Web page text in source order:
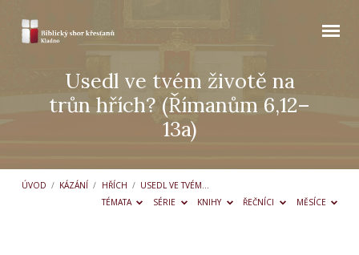
Usedl ve tvém životě na
trůn hřích? (Římanům 6,12–
13a)
ÚVOD / KÁZÁNÍ / HŘÍCH / USEDL VE TVÉM…
TÉMATA
SÉRIE KNIHY ŘEČNÍCI MĚSÍCE